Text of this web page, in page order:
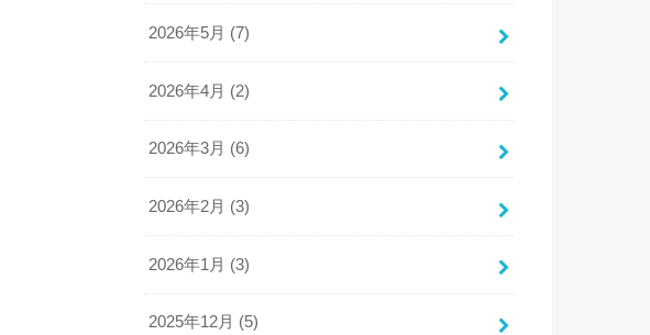
2026年5月 (7)
2026年4月 (2)
2026年3月 (6)
2026年2月 (3)
2026年1月 (3)
2025年12月 (5)